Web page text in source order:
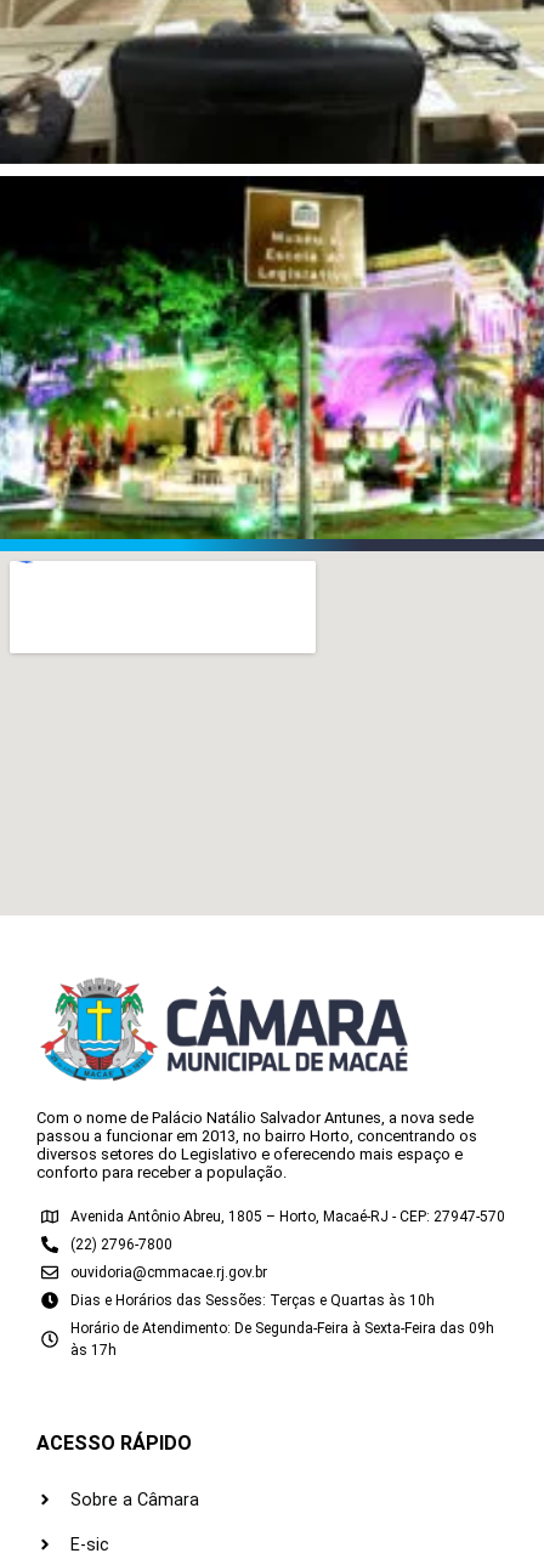
Com o nome de Palácio Natálio Salvador Antunes, a nova sede
passou a funcionar em 2013, no bairro Horto, concentrando os
diversos setores do Legislativo e oferecendo mais espaço e
conforto para receber a população.
Avenida Antônio Abreu, 1805 – Horto, Macaé-RJ - CEP: 27947-570
(22) 2796-7800
ouvidoria@cmmacae.rj.gov.br
Dias e Horários das Sessões: Terças e Quartas às 10h
Horário de Atendimento: De Segunda-Feira à Sexta-Feira das 09h
às 17h
ACESSO RÁPIDO
Sobre a Câmara
E-sic